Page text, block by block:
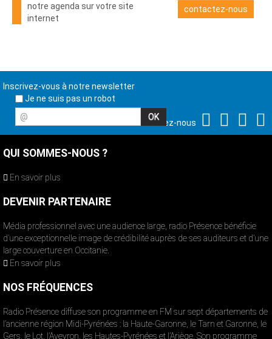
notre agenda sur votre site
internet
contactez-nous
Inscrivez-vous à notre newsletter
Je ne suis pas un robot
@
Suivez-nous
QUI SOMMES-NOUS ?
En savoir plus
DEVENIR PARTENAIRE
Média professionnel avec une audience large, radio Présence bénéficie
d’une exceptionnelle image de crédibilité auprès de ses auditeurs et d’une
large couverture en Occitanie.
En savoir plus
NOS FRÉQUENCES
Radio Présence diffuse son programme en FM sur sept départements de
l’ancienne région Midi-Pyrénées : la Haute-Garonne, le Tarn et Garonne, le
Gers, le Lot, l’Aveyron, les Hautes-Pyrénées et l’Ariège. Son programme